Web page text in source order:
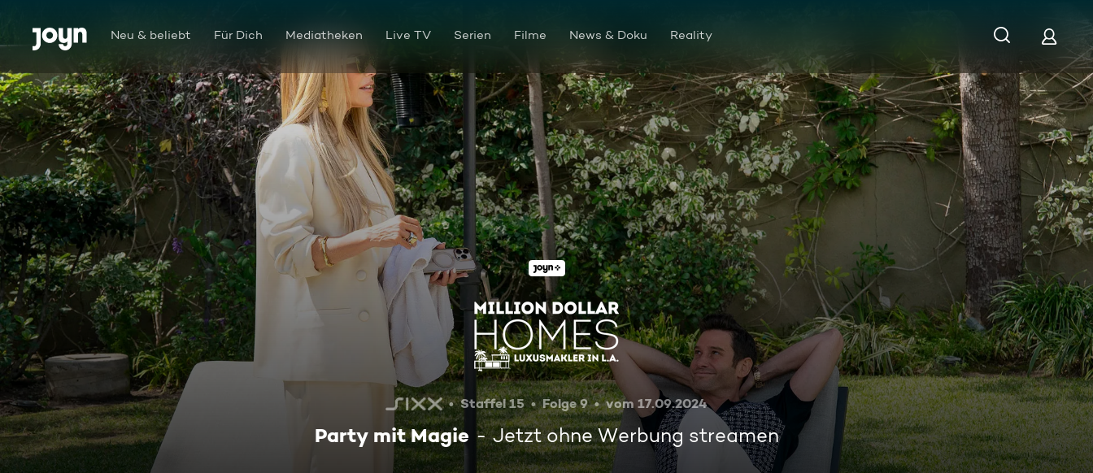
Zum Inhalt springen
Barrierefrei Neu & beliebt Für Dich Mediatheken Live TV Serien Filme News & Doku Reality
Party mit Magie
Staffel 15 Folge 9 vom 17.09.2024
Party mit Magie Jetzt ohne Werbung streamen